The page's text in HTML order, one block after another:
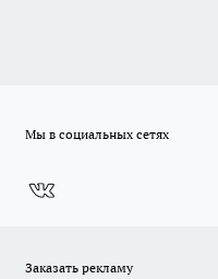
Мы в социальных сетях
Заказать рекламу